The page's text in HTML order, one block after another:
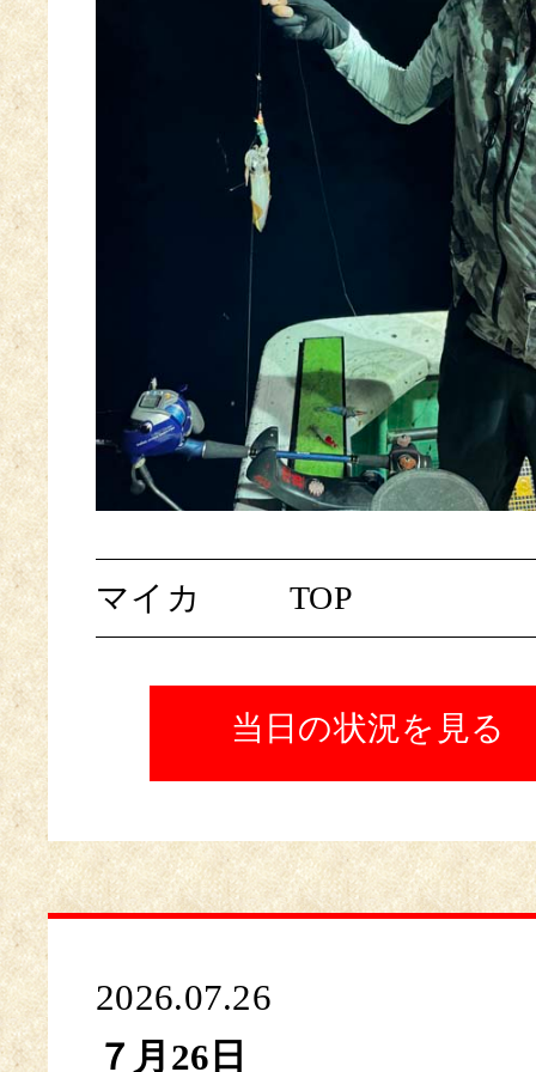
マイカ TOP
当日の状況を見る
2026.07.26
７月26日